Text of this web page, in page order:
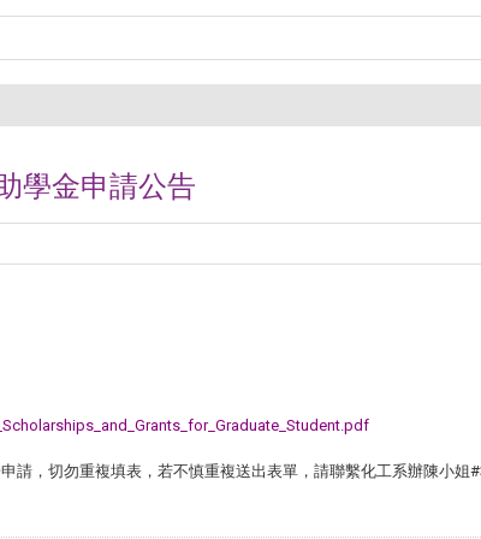
學金申請公告
請，切勿重複填表，若不慎重複送出表單，請聯繫化工系辦陳小姐